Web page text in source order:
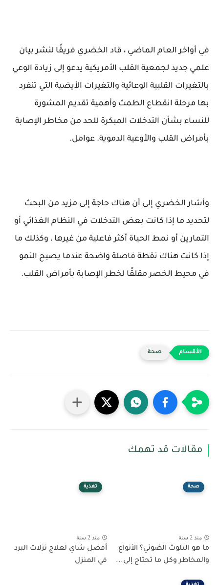
في أواخر العام الماضي ، قاد الخضري فريقًا لنشر بيان
علمي جديد لجمعية القلب الأمريكية يدعو إلى زيادة الوعي
بالتغيرات القلبية الوعائية والتغيرات الأيضية التي تنفرد
بها مرحلة انقطاع الطمث وأهمية تقديم المشورة
للنساء بشأن التدخلات المبكرة للحد من مخاطر الإصابة
بأمراض القلب والأوعية الدموية. عوامل.
وأشار الخضري إلى أن هناك حاجة إلى مزيد من البحث
لتحديد ما إذا كانت بعض التدخلات في النظام الغذائي أو
التمارين أو نمط الحياة أكثر فاعلية من غيرها ، وكذلك ما
إذا كانت هناك نقطة فاصلة واضحة عندما يصبح النمو
في محيط الخصر مقلقًا لخطر الإصابة بأمراض القلب.
صحة
مقالات قد تهمك
صحة
منذ 2 سنة
ما هو التلوث الضوئي؟ الأنواع
والمخاطر وكل ما تحتاج إلى...
تغذية
منذ 2 سنة
أفضل شاي لعلاج نزلات البرد
في المنزل